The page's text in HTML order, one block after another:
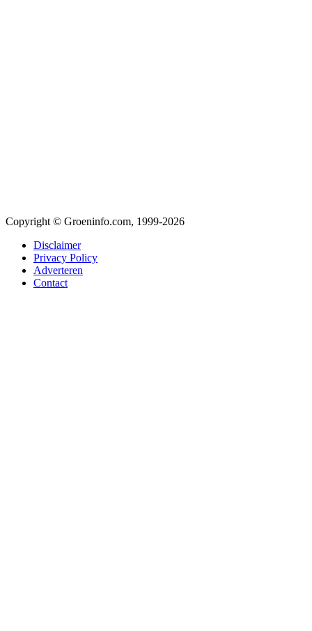
Copyright © Groeninfo.com, 1999-2026
Disclaimer
Privacy Policy
Adverteren
Contact